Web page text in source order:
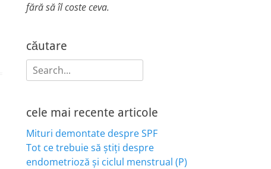
fără să îl coste ceva.
căutare
Search
for:
cele mai recente articole
Mituri demontate despre SPF
Tot ce trebuie să știți despre
endometrioză și ciclul menstrual (P)